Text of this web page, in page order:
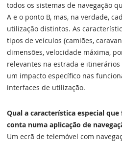
todos os sistemas de navegação
A e o ponto B, mas, na verdade,
utilização distintos. As
tipos de veículos (camiões,
dimensões, velocidade máxima,
relevantes na estrada e
um impacto específico nas
interfaces de utilização.
Qual a característica especial
conta numa aplicação de
Um ecrã de telemóvel com